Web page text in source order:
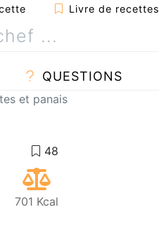
Livre de recettes
QUESTIONS
et panais
701 Kcal